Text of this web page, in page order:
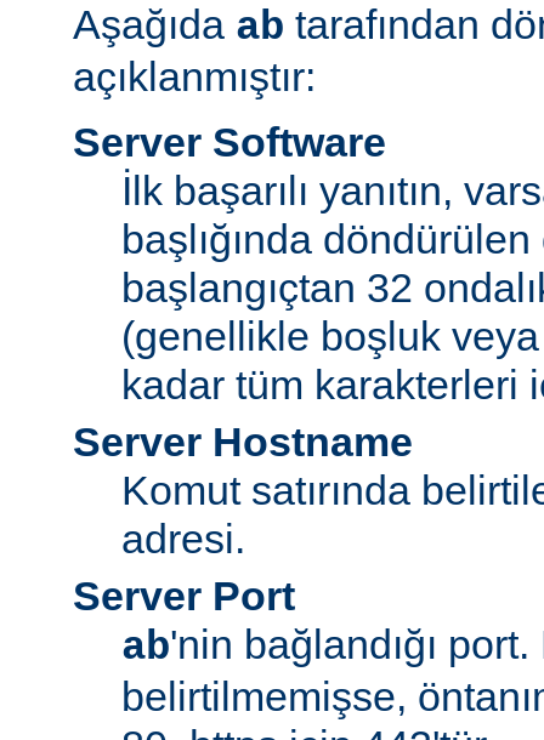
Aşağıda ab tarafından
açıklanmıştır:
Server Software
İlk başarılı yanıtın,
başlığında
başlangıçtan 32
(genellikle boşluk
kadar tüm karakterleri
Server Hostname
Komut satırında
adresi.
Server Port
ab'nin bağlandığı
belirtilmemişse,